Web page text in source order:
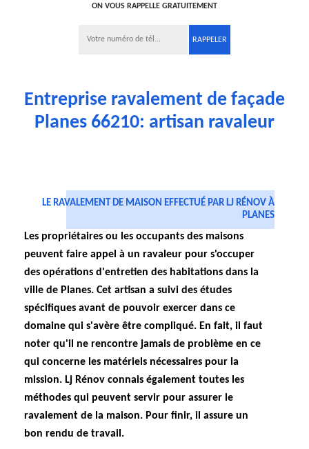
ON VOUS RAPPELLE GRATUITEMENT
Entreprise ravalement de façade
Planes 66210: artisan ravaleur
LE RAVALEMENT DE MAISON EFFECTUÉ PAR LJ RÉNOV À
PLANES
Les propriétaires ou les occupants des maisons
peuvent faire appel à un ravaleur pour s'occuper
des opérations d'entretien des habitations dans la
ville de Planes. Cet artisan a suivi des études
spécifiques avant de pouvoir exercer dans ce
domaine qui s'avère être compliqué. En fait, il faut
noter qu'il ne rencontre jamais de problème en ce
qui concerne les matériels nécessaires pour la
mission. Lj Rénov connais également toutes les
méthodes qui peuvent servir pour assurer le
ravalement de la maison. Pour finir, il assure un
bon rendu de travail.